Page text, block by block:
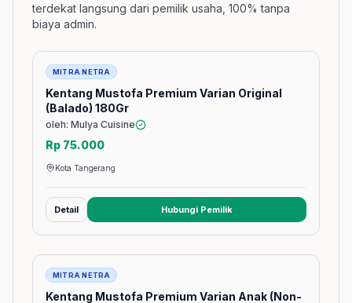
terdekat langsung dari pemilik usaha, 100% tanpa
biaya admin.
Barang
MITRA NETRA
Kentang Mustofa Premium Varian Original
(Balado) 180Gr
oleh: Mulya Cuisine
Rp 75.000
Kota Tangerang
Detail Hubungi Pemilik(membuka tab baru)
Barang
MITRA NETRA
Kentang Mustofa Premium Varian Anak (Non-